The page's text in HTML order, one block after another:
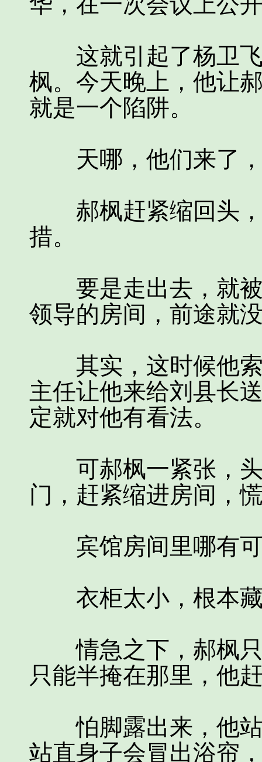
这就引起了杨卫飞
枫。今天晚上，他让
就是一个陷阱。
天哪，他们来了，
郝枫赶紧缩回头，
措。
要是走出去，就被
领导的房间，前途就
其实，这时候他索
主任让他来给刘县长
定就对他有看法。
可郝枫一紧张，头
门，赶紧缩进房间，
宾馆房间里哪有可
衣柜太小，根本藏
情急之下，郝枫只
只能半掩在那里，他
怕脚露出来，他站
站直身子会冒出浴帘